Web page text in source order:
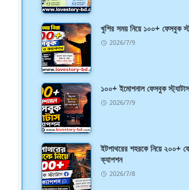
খুশির সময় নিয়ে ১০০+ ফেসবুক
2026/7/9
১০০+ ইমোশনাল ফেসবুক
2026/7/9
ইটপাথরের শহরকে নিয়ে ২০০+
ক্যাপশন
2026/7/8